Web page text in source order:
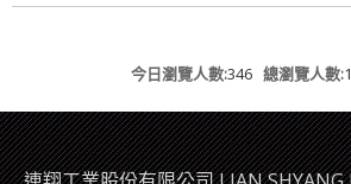
今日瀏覽人數:346 總瀏覽人數: